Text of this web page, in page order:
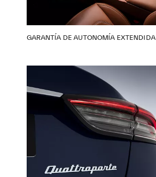
GARANTÍA DE AUTONOMÍA EXTENDIDA